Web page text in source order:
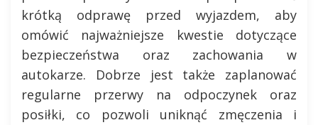
krótką odprawę przed wyjazdem, aby
omówić najważniejsze kwestie dotyczące
bezpieczeństwa oraz zachowania w
autokarze. Dobrze jest także zaplanować
regularne przerwy na odpoczynek oraz
posiłki, co pozwoli uniknąć zmęczenia i